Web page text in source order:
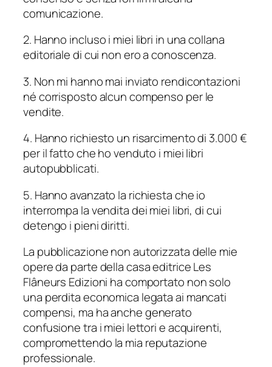
comunicazione.
2. Hanno incluso i miei libri in una collana
editoriale di cui non ero a conoscenza.
3. Non mi hanno mai inviato rendicontazioni
né corrisposto alcun compenso per le
vendite.
4. Hanno richiesto un risarcimento di 3.000 €
per il fatto che ho venduto i miei libri
autopubblicati.
5. Hanno avanzato la richiesta che io
interrompa la vendita dei miei libri, di cui
detengo i pieni diritti.
La pubblicazione non autorizzata delle mie
opere da parte della casa editrice Les
Flâneurs Edizioni ha comportato non solo
una perdita economica legata ai mancati
compensi, ma ha anche generato
confusione tra i miei lettori e acquirenti,
compromettendo la mia reputazione
professionale.